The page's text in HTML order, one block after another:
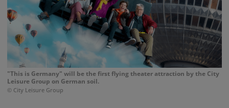
"This is Germany" will be the first flying theater attraction by the City
Leisure Group on German soil.
© City Leisure Group